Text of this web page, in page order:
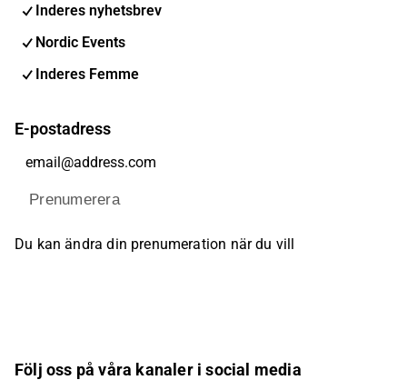
Inderes nyhetsbrev
Nordic Events
Inderes Femme
E-postadress
Prenumerera
Du kan ändra din prenumeration när du vill
Följ oss på våra kanaler i social media